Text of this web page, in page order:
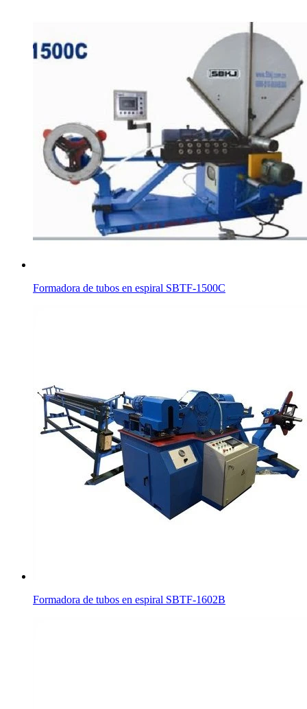
Formadora de tubos en espiral SBTF-1500C
Formadora de tubos en espiral SBTF-1602B